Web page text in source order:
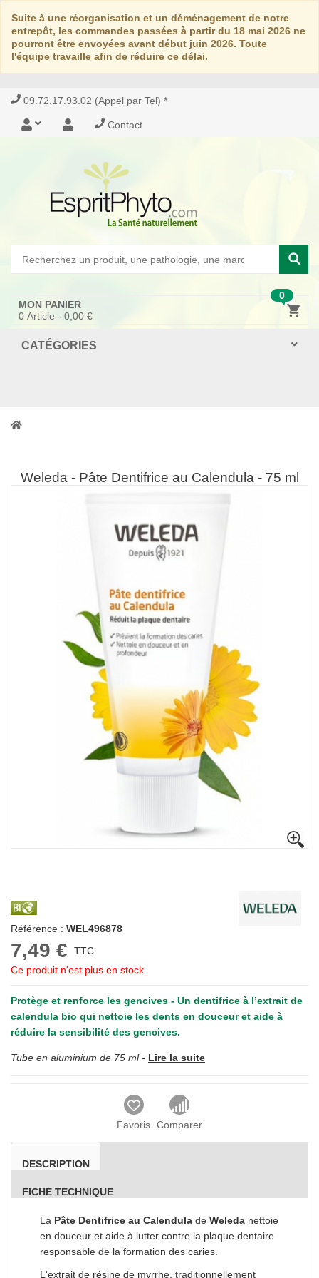
Suite à une réorganisation et un déménagement de notre
entrepôt, les commandes passées à partir du 18 mai 2026 ne
pourront être envoyées avant début juin 2026. Toute
l'équipe travaille afin de réduire ce délai.
09.72.17.93.02 (Appel par Tel) *
Contact
0
MON PANIER
0 Article - 0,00 €
CATÉGORIES
Weleda - Pâte Dentifrice au Calendula - 75 ml
Référence : WEL496878
7,49 €
TTC
Ce produit n'est plus en stock
Protège et renforce les gencives - Un dentifrice à l’extrait de
calendula bio qui nettoie les dents en douceur et aide à
réduire la sensibilité des gencives.
Tube en aluminium de 75 ml - Lire la suite
Favoris Comparer
DESCRIPTION
FICHE TECHNIQUE
La Pâte Dentifrice au Calendula de Weleda nettoie
en douceur et aide à lutter contre la plaque dentaire
responsable de la formation des caries.
L'extrait de résine de myrrhe, traditionnellement